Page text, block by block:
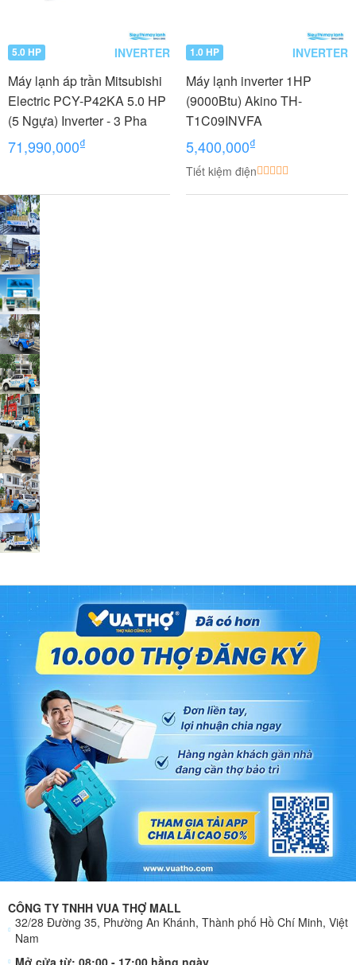
5.0 HP INVERTER
Máy lạnh áp trần Mitsubishi
Electric PCY-P42KA 5.0 HP
(5 Ngựa) Inverter - 3 Pha
71,990,000₫
1.0 HP INVERTER
Máy lạnh inverter 1HP
(9000Btu) Akino TH-
T1C09INVFA
5,400,000₫
Tiết kiệm điện
CÔNG TY TNHH VUA THỢ MALL
32/28 Đường 35, Phường An Khánh, Thành phố Hồ Chí Minh, Việt
Nam